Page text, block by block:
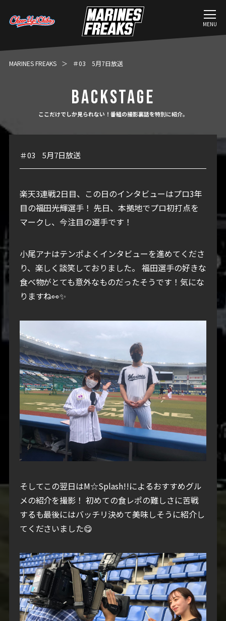
MENU
MARINES FREAKS ＃03 5月7日放送
BACKSTAGE
ここだけでしか見られない！番組の撮影裏話を特別に紹介。
＃03 5月7日放送
楽天3連戦2日目、この日のインタビューはプロ3年
目の福田光輝選手！ 先日、本拠地でプロ初打点を
マークし、今注目の選手です！
小尾アナはテンポよくインタビューを進めてくださ
り、楽しく談笑しておりました。 福田選手の好きな
食べ物がとても意外なものだったそうです！気にな
りますね👀✨
そしてこの翌日はM☆Splash!!によるおすすめグル
メの紹介を撮影！ 初めての食レポの難しさに苦戦
するも最後にはバッチリ決めて美味しそうに紹介し
てくださいました😋